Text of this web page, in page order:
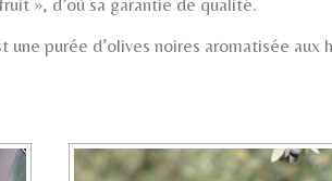
une purée d’olives noires aromatisée